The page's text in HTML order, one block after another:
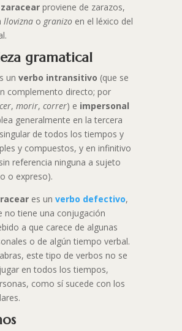
zaracear proviene de zarazos,
llovizna o granizo en el léxico del
gramatical
un verbo intransitivo (que se
complemento directo; por
, morir, correr) e impersonal
generalmente en la tercera
de todos los tiempos y
y compuestos, y en infinitivo
referencia ninguna a sujeto
o expreso).
es un verbo defectivo,
no tiene una conjugación
a que carece de algunas
o de algún tiempo verbal.
este tipo de verbos no se
en todos los tiempos,
como sí sucede con los